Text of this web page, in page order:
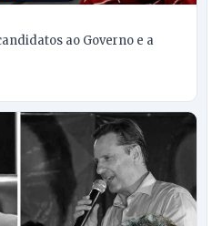
ao Governo e a